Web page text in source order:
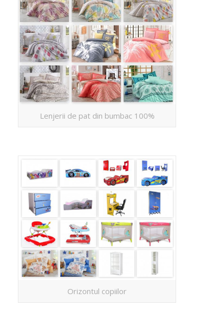
Lenjerii de pat din bumbac 100%
Orizontul copiilor